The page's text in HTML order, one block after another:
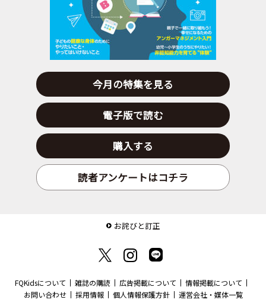
今月の特集を見る
電子版で読む
購入する
読者アンケートはコチラ
お詫びと訂正
FQKidsについて 雑誌の購読 広告掲載について
情報掲載について
お問い合わせ
採用情報 個人情報保護方針 運営会社・媒体一覧